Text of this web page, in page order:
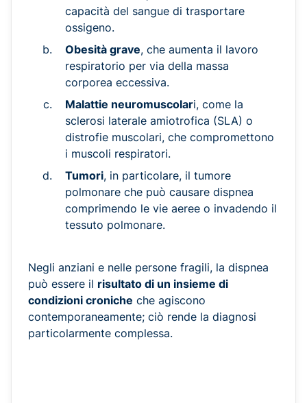
capacità del sangue di trasportare
ossigeno.
Obesità grave, che aumenta il lavoro
respiratorio per via della massa
corporea eccessiva.
Malattie neuromuscolari, come la
sclerosi laterale amiotrofica (SLA) o
distrofie muscolari, che compromettono
i muscoli respiratori.
Tumori, in particolare, il tumore
polmonare che può causare dispnea
comprimendo le vie aeree o invadendo il
tessuto polmonare.
Negli anziani e nelle persone fragili, la dispnea
può essere il risultato di un insieme di
condizioni croniche che agiscono
contemporaneamente; ciò rende la diagnosi
particolarmente complessa.